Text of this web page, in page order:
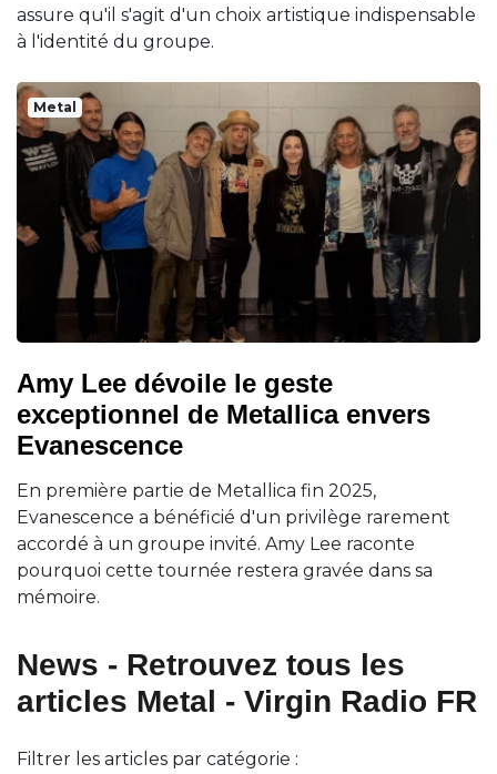
assure qu'il s'agit d'un choix artistique indispensable
à l'identité du groupe.
Metal
Amy Lee dévoile le geste
exceptionnel de Metallica envers
Evanescence
En première partie de Metallica fin 2025,
Evanescence a bénéficié d'un privilège rarement
accordé à un groupe invité. Amy Lee raconte
pourquoi cette tournée restera gravée dans sa
mémoire.
News - Retrouvez tous les
articles Metal - Virgin Radio FR
Filtrer les articles par catégorie :